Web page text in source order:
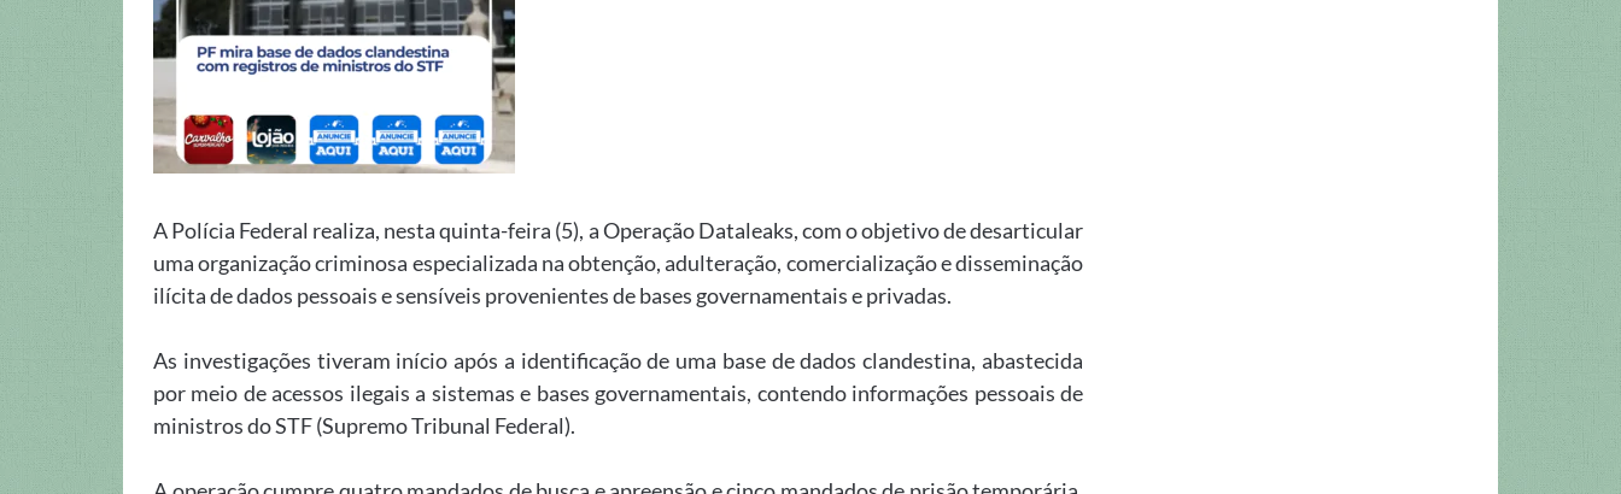
A Polícia Federal realiza, nesta quinta-feira (5), a Operação Dataleaks, com o objetivo de desarticular
uma organização criminosa especializada na obtenção, adulteração, comercialização e disseminação
ilícita de dados pessoais e sensíveis provenientes de bases governamentais e privadas.
As investigações tiveram início após a identificação de uma base de dados clandestina, abastecida
por meio de acessos ilegais a sistemas e bases governamentais, contendo informações pessoais de
ministros do STF (Supremo Tribunal Federal).